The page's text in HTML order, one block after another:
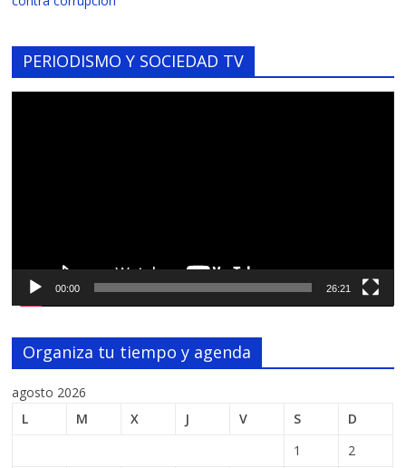
PERIODISMO Y SOCIEDAD TV
00:00 26:21
Organiza tu tiempo y agenda
agosto 2026
L
M X J V S
D
1
2